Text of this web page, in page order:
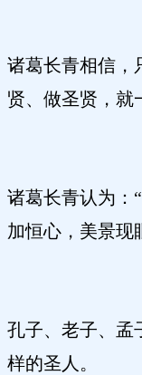
诸葛长青相信，
贤、做圣贤，就
诸葛长青认为：
加恒心，美景现
孔子、老子、孟
样的圣人。